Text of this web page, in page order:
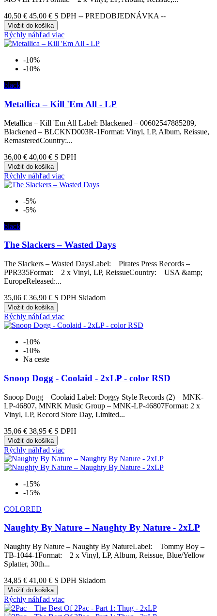
40,50 € 45,00 € S DPH -- PREDOBJEDNÁVKA --
Vložiť do košíka
Rýchly náhľad viac
-10%
-10%
black
Metallica – Kill 'Em All - LP
Metallica – Kill 'Em All Label: Blackened – 00602547885289,
Blackened – BLCKND003R-1Format: Vinyl, LP, Album, Reissue,
RemasteredCountry:...
36,00 € 40,00 € S DPH
Vložiť do košíka
Rýchly náhľad viac
-5%
-5%
black
The Slackers – Wasted Days
The Slackers – Wasted DaysLabel: Pirates Press Records –
PPR335Format: 2 x Vinyl, LP, ReissueCountry: USA &amp;
EuropeReleased:...
35,06 € 36,90 € S DPH Skladom
Vložiť do košíka
Rýchly náhľad viac
-10%
-10%
Na ceste
Snoop Dogg - Coolaid - 2xLP - color RSD
Snoop Dogg – Coolaid Label: Doggy Style Records (2) – MNK-
LP-46807, MNRK Music Group – MNK-LP-46807Format: 2 x
Vinyl, LP, Record Store Day, Limited...
35,06 € 38,95 € S DPH
Vložiť do košíka
Rýchly náhľad viac
-15%
-15%
COLORED
Naughty By Nature – Naughty By Nature - 2xLP
Naughty By Nature – Naughty By NatureLabel: Tommy Boy –
TB-1044-1Format: 2 x Vinyl, LP, Album, Reissue, Blue/Yellow
Splatter, 30th...
34,85 € 41,00 € S DPH Skladom
Vložiť do košíka
Rýchly náhľad viac